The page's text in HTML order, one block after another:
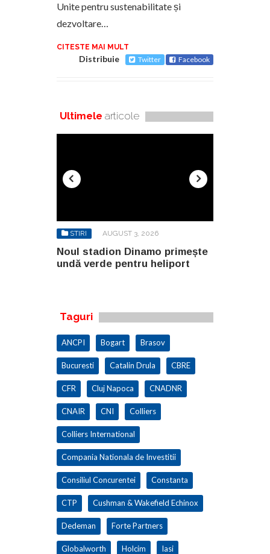
Unite pentru sustenabilitate și
dezvoltare…
CITESTE MAI MULT
Distribuie Twitter Facebook
Ultimele articole
STIRI AUGUST 3, 2026
Noul stadion Dinamo primește
undă verde pentru heliport
Taguri
ANCPI Bogart Brasov
Bucuresti Catalin Drula CBRE
CFR Cluj Napoca CNADNR
CNAIR CNI Colliers
Colliers International
Compania Nationala de Investitii
Consiliul Concurentei Constanta
CTP Cushman & Wakefield Echinox
Dedeman Forte Partners
Globalworth Holcim Iasi